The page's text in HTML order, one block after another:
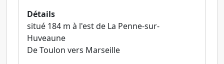
Détails
situé 184 m à l'est de La Penne-sur-
Huveaune
De Toulon vers Marseille